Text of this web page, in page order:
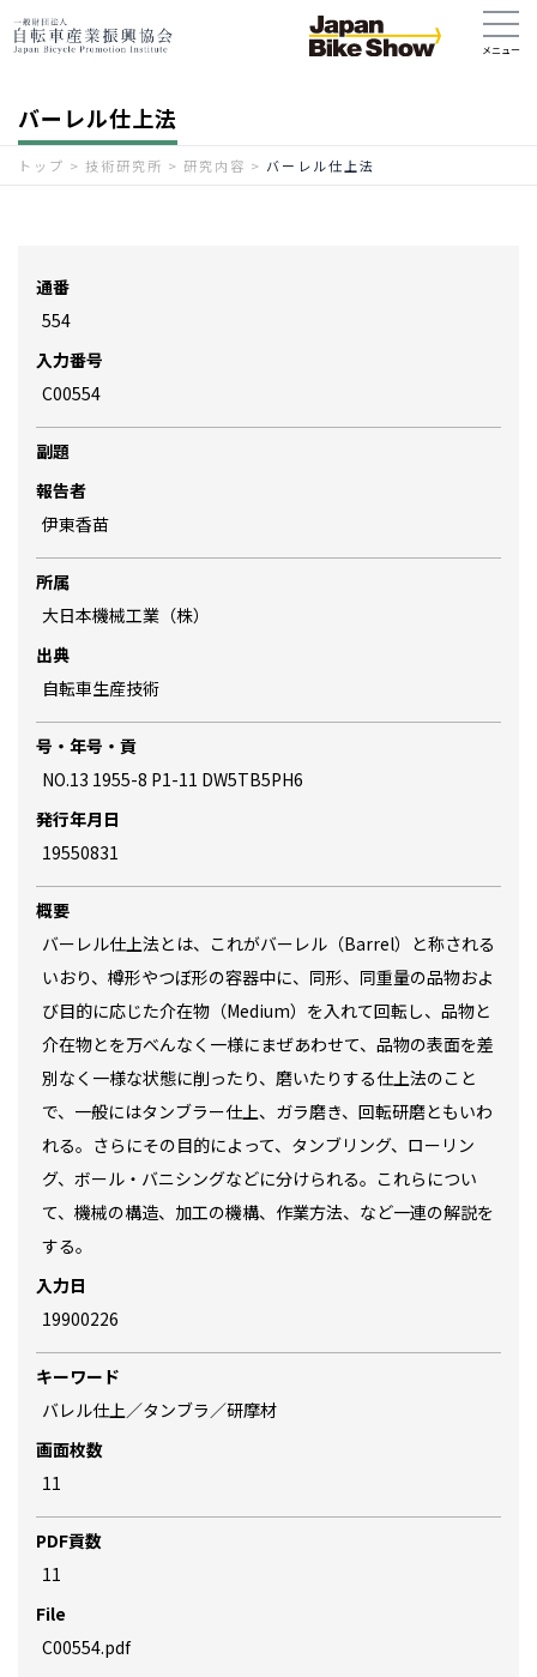
バーレル仕上法
トップ > 技術研究所 > 研究内容 > バーレル仕上法
通番
554
入力番号
C00554
副題
報告者
伊東香苗
所属
大日本機械工業（株）
出典
自転車生産技術
号・年号・貢
NO.13 1955-8 P1-11 DW5TB5PH6
発行年月日
19550831
概要
バーレル仕上法とは、これがバーレル（Barrel）と称される
いおり、樽形やつぼ形の容器中に、同形、同重量の品物およ
び目的に応じた介在物（Medium）を入れて回転し、品物と
介在物とを万べんなく一様にまぜあわせて、品物の表面を差
別なく一様な状態に削ったり、磨いたりする仕上法のこと
で、一般にはタンブラー仕上、ガラ磨き、回転研磨ともいわ
れる。さらにその目的によって、タンブリング、ローリン
グ、ボール・バニシングなどに分けられる。これらについ
て、機械の構造、加工の機構、作業方法、など一連の解説を
する。
入力日
19900226
キーワード
バレル仕上／タンブラ／研摩材
画面枚数
11
PDF貢数
11
File
C00554.pdf